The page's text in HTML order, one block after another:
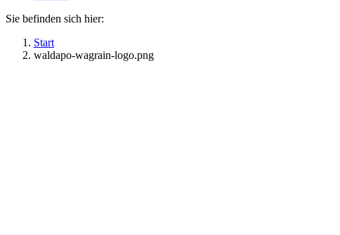
Sie befinden sich hier:
Start
waldapo-wagrain-logo.png